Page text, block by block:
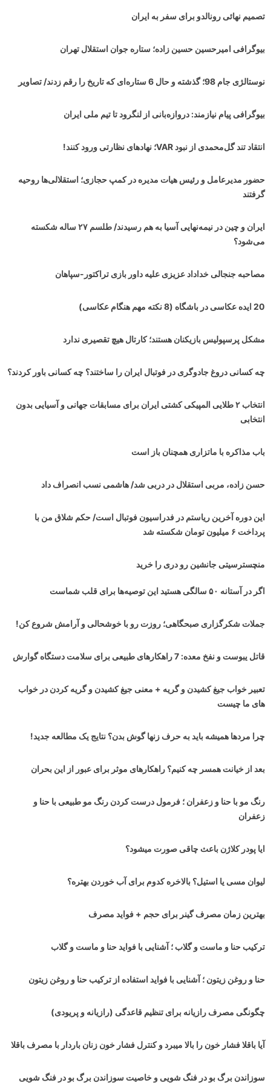
تصمیم نهائی رونالدو برای سفر به ایران
بیوگرافی امیرحسین حسین زاده؛ ستاره جوان استقلال تهران
نوستالژی جام 98؛ گذشته و حال 6 ستاره‌ای که تاریخ را رقم زدند/ تصاویر
بیوگرافی پیام نیازمند: دروازه‌بانی از لنگرود تا تیم ملی ایران
انتقاد تند گل‌محمدی از نبود VAR؛ نهادهای نظارتی ورود کنند!
حضور مدیرعامل و رئیس هیات مدیره در کمپ حجازی؛ استقلالی‌ها روحیه
گرفتند
ایران و چین در نیمه‌نهایی آسیا به هم رسیدند/ طلسم ۲۷ ساله شکسته
می‌شود؟
مصاحبه جنجالی خداداد عزیزی علیه داور بازی تراکتور-سپاهان
20 ایده عکاسی در باشگاه (8 نکته مهم هنگام عکاسی)
مشکل پرسپولیس بازیکنان هستند؛ کارتال هیچ تقصیری ندارد
چه کسانی دروغ جادوگری در فوتبال ایران را ساختند؟ چه کسانی باور کردند؟
انتخاب ۲ طلایی المپیکی کشتی ایران برای مسابقات جهانی و آسیایی بدون
انتخابی
باب مذاکره با ماتزاری همچنان باز است
حسن زاده، مربی استقلال در دربی شد/ هاشمی نسب انصراف داد
این دوره آخرین ریاستم در فدراسیون فوتبال است/ حکم شلاق من با
پرداخت ۶ میلیون تومان شکسته شد
منچسترسیتی جانشین رو دری را خرید
اگر در آستانه ۵۰ سالگی هستید این توصیه‌ها برای قلب شماست
جملات شکرگزاری صبحگاهی؛ روزت رو با خوشحالی و آرامش شروع کن!
قاتل یبوست و نفخ معده: 7 راهکارهای طبیعی برای سلامت دستگاه گوارش
تعبیر خواب جیغ کشیدن و گریه + معنی جیغ کشیدن و گریه کردن در خواب
های ما چیست
چرا مردها همیشه باید به حرف زنها گوش بدن؟ نتایج یک مطالعه جدید!
بعد از خیانت همسر چه کنیم؟ راهکارهای موثر برای عبور از این بحران
رنگ مو با حنا و زعفران ؛ فرمول درست کردن رنگ مو طبیعی با حنا و
زعفران
ایا پودر کلاژن باعث چاقی صورت میشود؟
لیوان مسی یا استیل؟ بالاخره کدوم برای آب خوردن بهتره؟
بهترین زمان مصرف گینر برای حجم + فواید مصرف
ترکیب حنا و ماست و گلاب ؛ آشنایی با فواید حنا و ماست و گلاب
حنا و روغن زیتون ؛ آشنایی با فواید استفاده از ترکیب حنا و روغن زیتون
چگونگی مصرف رازیانه برای تنظیم قاعدگی (رازیانه و پریودی)
آیا باقلا فشار خون را بالا میبرد و کنترل فشار خون زنان باردار با مصرف باقلا
سوزاندن برگ بو در فنگ شویی و خاصیت سوزاندن برگ بو در فنگ شویی